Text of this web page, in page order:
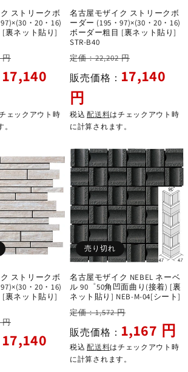
ストリークボ
・20・16)
裏ネット貼り]
円
ー
ル
格
17,140
ェックアウト時
名古屋モザイク ストリークボ
ーダー (195・97)×(30・20・16)
ボーダー粗目 [裏ネット貼り]
STR-B40
通
常
価
格
定価：22,202 円
ー
ル
格
販売価格： 17,140
円
税込配送料はチェックアウト時
に計算されます。
ストリークボ
・20・16)
裏ネット貼り]
円
ー
ル
17,140
売り切れ
名古屋モザイク NEBEL ネーベ
ル 90゜50角凹面曲り(接着) [裏
ネット貼り] NEB-M-04[シート]
通
常
価
格
定価：1,572 円
ー
ル
販売価格： 1,167 円
税込配送料はチェックアウト時
に計算されます。